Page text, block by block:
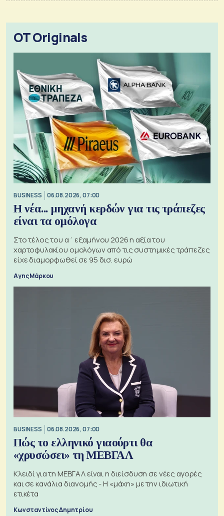
OT Originals
BUSINESS 06.08.2026, 07:00
Η νέα... μηχανή κερδών για τις τράπεζες
είναι τα ομόλογα
Στο τέλος του α΄ εξαμήνου 2026 η αξία του
χαρτοφυλακίου ομολόγων από τις συστημικές τράπεζες
είχε διαμορφωθεί σε 95 δισ. ευρώ
Αγης Μάρκου
BUSINESS 06.08.2026, 07:00
Πώς το ελληνικό γιαούρτι θα
«χρυσώσει» τη ΜΕΒΓΑΛ
Κλειδί για τη ΜΕΒΓΑΛ είναι η διείσδυση σε νέες αγορές
και σε κανάλια διανομής - Η «μάχη» με την ιδιωτική
ετικέτα
Κωνσταντίνος Δημητρίου